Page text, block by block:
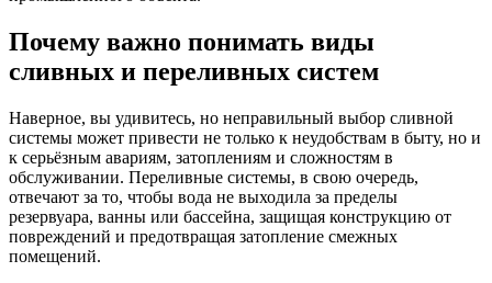
Почему важно понимать виды
сливных и переливных систем
Наверное, вы удивитесь, но неправильный выбор сливной
системы может привести не только к неудобствам в быту, но и
к серьёзным авариям, затоплениям и сложностям в
обслуживании. Переливные системы, в свою очередь,
отвечают за то, чтобы вода не выходила за пределы
резервуара, ванны или бассейна, защищая конструкцию от
повреждений и предотвращая затопление смежных
помещений.